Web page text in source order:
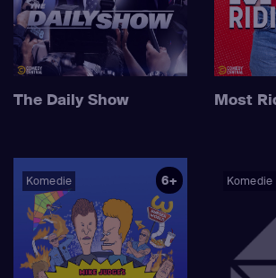
The Daily Show Most
Komedie 6+ Komedie